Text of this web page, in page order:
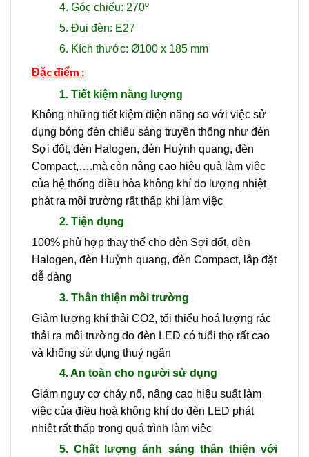
4. Góc chiếu: 270º
5. Đui đèn: E27
6. Kích thước: Ø100 x 185 mm
Đặc điểm :
1. Tiết kiệm năng lượng
Không những tiết kiệm điện năng so với việc sử
dụng bóng đèn chiếu sáng truyền thống như đèn
Sợi đốt, đèn Halogen, đèn Huỳnh quang, đèn
Compact,….mà còn nâng cao hiệu quả làm việc
của hệ thống điều hòa không khí do lượng nhiệt
phát ra môi trường rất thấp khi làm việc
2. Tiện dụng
100% phù hợp thay thế cho đèn Sợi đốt, đèn
Halogen, đèn Huỳnh quang, đèn Compact, lắp đặt
dễ dàng
3. Thân thiện môi trường
Giảm lượng khí thải CO2, tối thiểu hoá lượng rác
thải ra môi trường do đèn LED có tuổi thọ rất cao
và không sử dụng thuỷ ngân
4. An toàn cho người sử dụng
Giảm nguy cơ cháy nổ, nâng cao hiệu suất làm
việc của điều hoà không khí do đèn LED phát
nhiệt rất thấp trong quá trình làm việc
5. Chất lượng ánh sáng thân thiện với